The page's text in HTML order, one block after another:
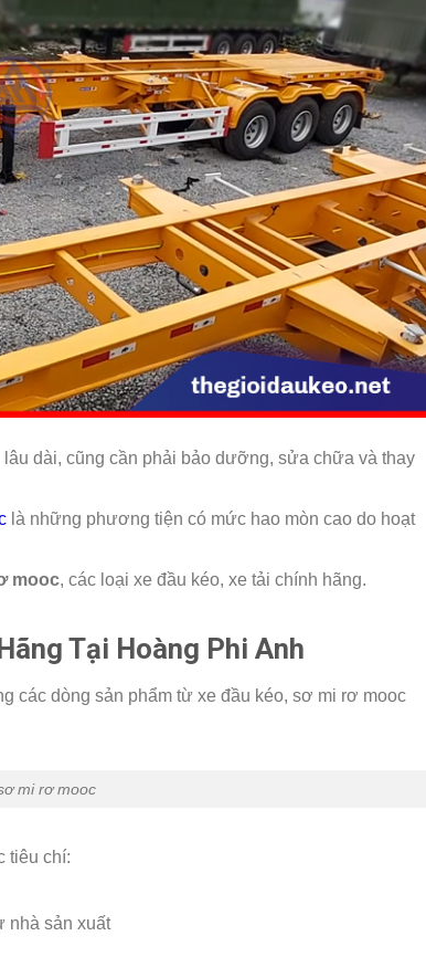
dài, cũng cần phải bảo dưỡng, sửa chữa và thay
là những phương tiện có mức hao mòn cao do hoạt
mooc, các loại xe đầu kéo, xe tải chính hãng.
Tại Hoàng Phi Anh
các dòng sản phẩm từ xe đầu kéo, sơ mi rơ mooc
mi rơ mooc
tiêu chí:
nhà sản xuất